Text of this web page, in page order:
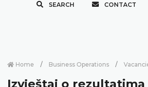
SEARCH CONTACT
Home Business Operations
Izvještaj o rezultatima